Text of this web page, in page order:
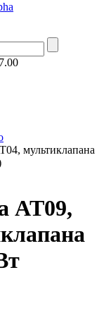
мультиклапана
AT09,